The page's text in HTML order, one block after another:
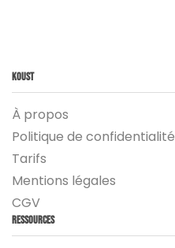
Koust
À propos
Politique de confidentialité
Tarifs
Mentions légales
CGV
Ressources